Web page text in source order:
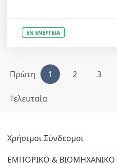
ΕΝ ΕΝΕΡΓΕΙΑ
Πρώτη 1 2 3
Τελευταία
Χρήσιμοι Σύνδεσμοι
ΕΜΠΟΡΙΚΟ & ΒΙΟΜΗΧΑΝΙΚΟ